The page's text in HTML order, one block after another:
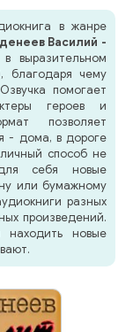
в жанре
Василий -
в выразительном
благодаря чему
помогает
героев и
позволяет
- дома, в дороге
способ не
себя новые
или бумажному
разных
произведений.
новые